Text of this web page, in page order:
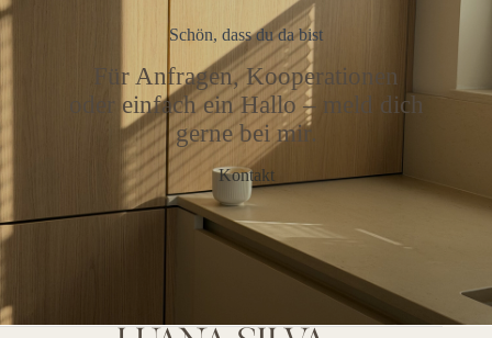
Schön, dass du da bist
Für Anfragen, Kooperationen
oder einfach ein Hallo – meld dich
gerne bei mir.
Kontakt